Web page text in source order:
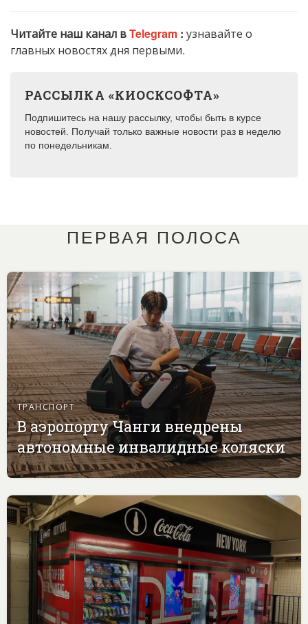
Читайте наш канал вTelegram : узнавайте о
главных новостях дня первыми.
РАССЫЛКА «КИОСКСОФТА»
Подпишитесь на нашу рассылку, чтобы быть в курсе
новостей. Получай только важные новости раз в неделю
по понедельникам.
ПЕРВАЯ ПОЛОСА
ТРАНСПОРТ
В аэропорту Чанги внедрены
автономные инвалидные коляски